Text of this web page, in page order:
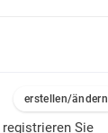
erstellen/ändern
registrieren Sie